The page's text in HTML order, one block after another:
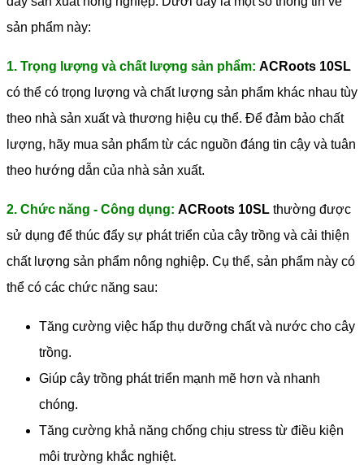
sản phẩm này:
1. Trọng lượng và chất lượng sản phẩm: ACRoots 10SL
có thể có trọng lượng và chất lượng sản phẩm khác nhau tùy
theo nhà sản xuất và thương hiệu cụ thể. Để đảm bảo chất
lượng, hãy mua sản phẩm từ các nguồn đáng tin cậy và tuân
theo hướng dẫn của nhà sản xuất.
2. Chức năng - Công dụng: ACRoots 10SL thường được
sử dụng để thúc đẩy sự phát triển của cây trồng và cải thiện
chất lượng sản phẩm nông nghiệp. Cụ thể, sản phẩm này có
thể có các chức năng sau:
Tăng cường việc hấp thụ dưỡng chất và nước cho cây
trồng.
Giúp cây trồng phát triển mạnh mẽ hơn và nhanh
chóng.
Tăng cường khả năng chống chịu stress từ điều kiện
môi trường khắc nghiệt.